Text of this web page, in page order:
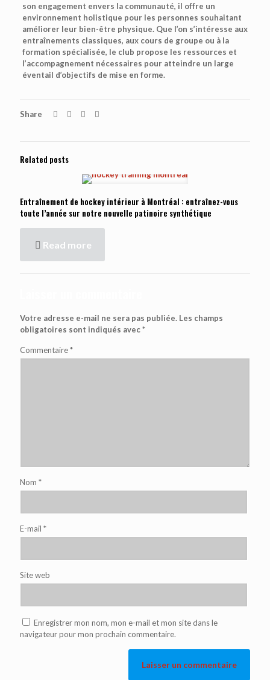
son engagement envers la communauté, il offre un
environnement holistique pour les personnes souhaitant
améliorer leur bien-être physique. Que l’on s’intéresse aux
entraînements classiques, aux cours de groupe ou à la
formation spécialisée, le club propose les ressources et
l’accompagnement nécessaires pour atteindre un large
éventail d’objectifs de mise en forme.
Share
Related posts
Entraînement de hockey intérieur à Montréal : entraînez-vous
toute l’année sur notre nouvelle patinoire synthétique
Read more
Votre adresse e-mail ne sera pas publiée. Les champs
obligatoires sont indiqués avec*
Commentaire*
Nom *
E-mail *
Site web
Enregistrer mon nom, mon e-mail et mon site dans le
navigateur pour mon prochain commentaire.